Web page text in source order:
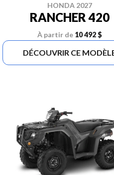
HONDA 2027
RANCHER 420
À partir de 10 492 $
DÉCOUVRIR CE